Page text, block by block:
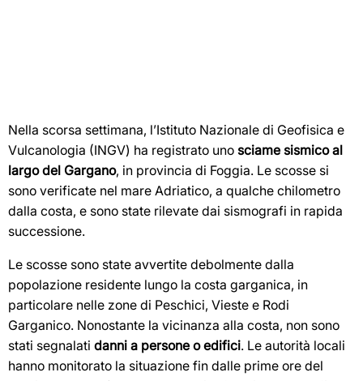
Nella scorsa settimana, l’Istituto Nazionale di Geofisica e
Vulcanologia (INGV) ha registrato uno sciame sismico al
largo del Gargano, in provincia di Foggia. Le scosse si
sono verificate nel mare Adriatico, a qualche chilometro
dalla costa, e sono state rilevate dai sismografi in rapida
successione.
Le scosse sono state avvertite debolmente dalla
popolazione residente lungo la costa garganica, in
particolare nelle zone di Peschici, Vieste e Rodi
Garganico. Nonostante la vicinanza alla costa, non sono
stati segnalati danni a persone o edifici. Le autorità locali
hanno monitorato la situazione fin dalle prime ore del